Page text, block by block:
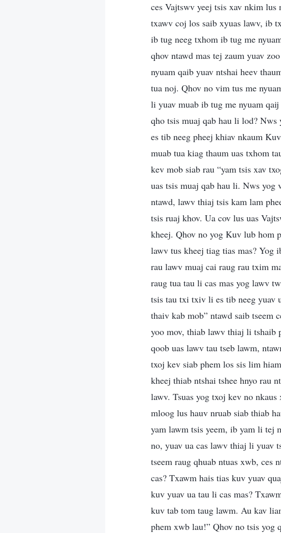
ces Vajtswv yeej tsis xav nkim
txawv coj los saib xyuas lawv, ib
ib tug neeg txhom ib tug me
qhov ntawd mas tej zaum yuav
nyuam qaib yuav ntshai heev
tua noj. Qhov no vim tus me
li yuav muab ib tug me nyuam
qho tsis muaj qab hau li lod?
es tib neeg pheej khiav nkaum
muab tua kiag thaum uas txhom
kev mob siab rau “yam tsis xav
uas tsis muaj qab hau li. Nws
ntawd, lawv thiaj tsis kam lam
tsis ruaj khov. Ua cov lus uas
kheej. Qhov no yog Kuv lub hom
lawv tus kheej tiag tias mas? Yog
rau lawv muaj cai raug rau txim
raug tua tau li cas mas yog lawv
tsis tau txi txiv li es tib neeg yuav
thaiv kab mob” ntawd saib tseem
yoo mov, thiab lawv thiaj li tshaib
qoob uas lawv tau tseb lawm,
txoj kev siab phem los sis lim
kheej thiab ntshai tshee hnyo rau
lawv. Tsuas yog txoj kev no
mloog lus hauv nruab siab thiab
yam lawm tsis yeem, ib yam li tej
no, yuav ua cas lawv thiaj li yuav
tseem raug qhuab ntuas xwb,
cas? Txawm hais tias kuv yuav
kuv yuav ua tau li cas mas?
kuv tab tom taug lawm. Au kav
phem xwb lau!” Qhov no tsis yog